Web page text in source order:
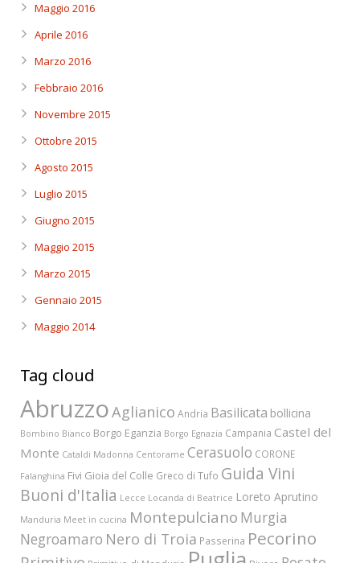
Maggio 2016
Aprile 2016
Marzo 2016
Febbraio 2016
Novembre 2015
Ottobre 2015
Agosto 2015
Luglio 2015
Giugno 2015
Maggio 2015
Marzo 2015
Gennaio 2015
Maggio 2014
Tag cloud
AbruzzoAglianico Andria Basilicata bollicina
Bombino Bianco Borgo Eganzia Borgo Egnazia Campania Castel del
Monte Cataldi Madonna Centorame Cerasuolo CORONE
Falanghina Fivi Gioia del Colle Greco di Tufo Guida Vini
Buoni d'Italia Lecce Locanda di Beatrice Loreto Aprutino
Manduria Meet in cucina Montepulciano Murgia
Negroamaro Nero di Troia Passerina Pecorino